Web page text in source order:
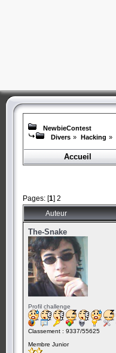
NewbieContest
Divers » Hacking »
Accueil
Pages: [1] 2
Auteur
The-Snake
Profil challenge
Classement : 9337/55625
Membre Junior